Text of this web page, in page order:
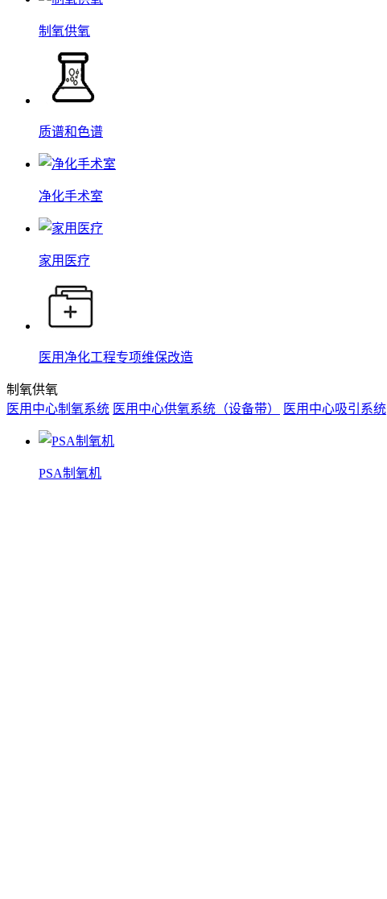
制氧供氧
质谱和色谱
净化手术室
家用医疗
医用净化工程专项维保改造
制氧供氧
医用中心制氧系统 医用中心供氧系统（设备带） 医用中心吸引系统
PSA制氧机